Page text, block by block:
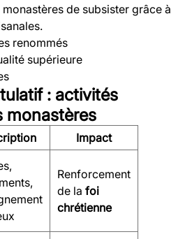
de subsister grâce à
renommés
supérieure
: activités
monastères
Impact
Renforcement
de la foi
chrétienne